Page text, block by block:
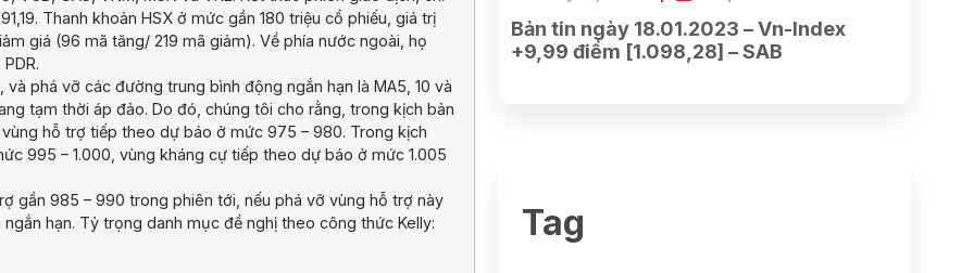
Thanh khoản HSX ở mức gần 180 triệu cổ phiếu, giá trị
giá (96 mã tăng/ 219 mã giảm). Về phía nước ngoài, họ
phá vỡ các đường trung bình động ngắn hạn là MA5, 10 và
tạm thời áp đảo. Do đó, chúng tôi cho rằng, trong kịch bản
hỗ trợ tiếp theo dự báo ở mức 975 – 980. Trong kịch
995 – 1.000, vùng kháng cự tiếp theo dự báo ở mức 1.005
gần 985 – 990 trong phiên tới, nếu phá vỡ vùng hỗ trợ này
hạn. Tỷ trọng danh mục đề nghị theo công thức Kelly:
Bản tin ngày 18.01.2023 – Vn-Index
+9,99 điểm [1.098,28] – SAB
Tag